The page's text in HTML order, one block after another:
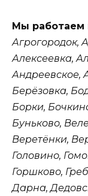
Мы работаем
Агрогородок,
Алексеевка,
Андреевское,
Берёзовка,
Борки,
Буньково,
Веретёнки,
Головино,
Горшково,
Дарна,